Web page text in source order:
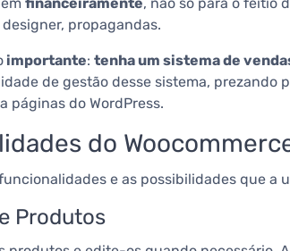
propagandas.
importante: tenha um sistema de
de gestão desse sistema, prezando
páginas do WordPress.
do
e as possibilidades que
Produtos